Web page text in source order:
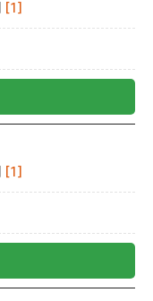
[1]
[1]